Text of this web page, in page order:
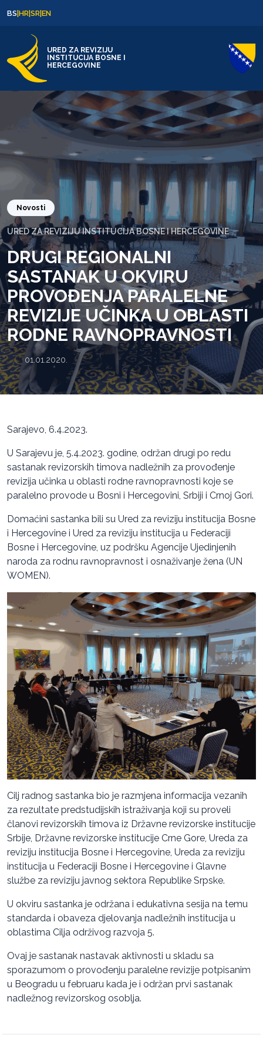
BS|HR|SR|EN
URED ZA REVIZIJU
INSTITUCIJA BOSNE I
HERCEGOVINE
Novosti
URED ZA REVIZIJU INSTITUCIJA BOSNE I HERCEGOVINE
DRUGI REGIONALNI
SASTANAK U OKVIRU
PROVOĐENJA PARALELNE
REVIZIJE UČINKA U OBLASTI
RODNE RAVNOPRAVNOSTI
01.01.2020.
Sarajevo, 6.4.2023.
U Sarajevu je, 5.4.2023. godine, održan drugi po redu
sastanak revizorskih timova nadležnih za provođenje
revizija učinka u oblasti rodne ravnopravnosti koje se
paralelno provode u Bosni i Hercegovini, Srbiji i Crnoj Gori.
Domaćini sastanka bili su Ured za reviziju institucija Bosne
i Hercegovine i Ured za reviziju institucija u Federaciji
Bosne i Hercegovine, uz podršku Agencije Ujedinjenih
naroda za rodnu ravnopravnost i osnaživanje žena (UN
WOMEN).
Cilj radnog sastanka bio je razmjena informacija vezanih
za rezultate predstudijskih istraživanja koji su proveli
članovi revizorskih timova iz Državne revizorske institucije
Srbije, Državne revizorske institucije Crne Gore, Ureda za
reviziju institucija Bosne i Hercegovine, Ureda za reviziju
institucija u Federaciji Bosne i Hercegovine i Glavne
službe za reviziju javnog sektora Republike Srpske.
U okviru sastanka je održana i edukativna sesija na temu
standarda i obaveza djelovanja nadležnih institucija u
oblastima Cilja održivog razvoja 5.
Ovaj je sastanak nastavak aktivnosti u skladu sa
sporazumom o provođenju paralelne revizije potpisanim
u Beogradu u februaru kada je i održan prvi sastanak
nadležnog revizorskog osoblja.